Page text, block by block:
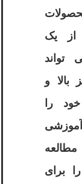
از یک
تواند
بالا و
را
برای